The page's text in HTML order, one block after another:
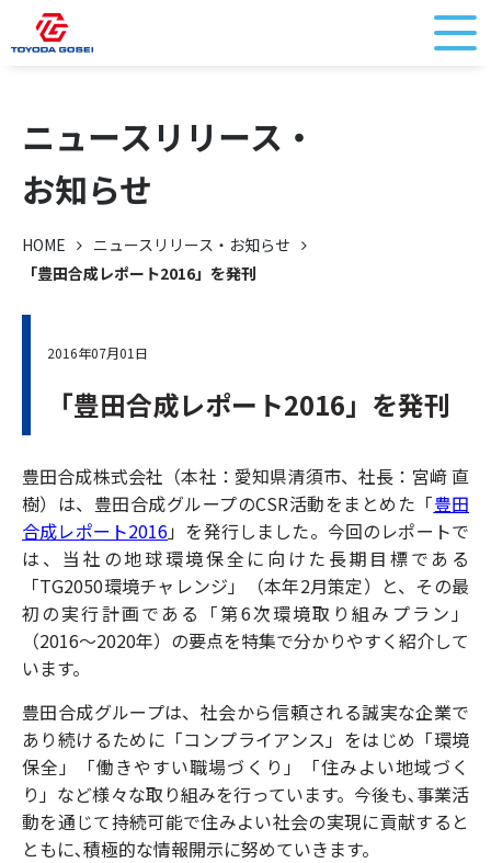
ニュースリリース・
お知らせ
HOME
ニュースリリース・お知らせ
「豊田合成レポート2016」を発刊
2016年07月01日
「豊田合成レポート2016」を発刊
豊田合成株式会社（本社：愛知県清須市、社長：宮﨑 直
樹）は、豊田合成グループのCSR活動をまとめた「豊田
合成レポート2016」を発行しました。今回のレポートで
は、当社の地球環境保全に向けた長期目標である
「TG2050環境チャレンジ」（本年2月策定）と、その最
初の実行計画である「第6次環境取り組みプラン」
（2016～2020年）の要点を特集で分かりやすく紹介して
います。
豊田合成グループは、社会から信頼される誠実な企業で
あり続けるために「コンプライアンス」をはじめ「環境
保全」「働きやすい職場づくり」「住みよい地域づく
り」など様々な取り組みを行っています。今後も､事業活
動を通じて持続可能で住みよい社会の実現に貢献すると
ともに､積極的な情報開示に努めていきます。